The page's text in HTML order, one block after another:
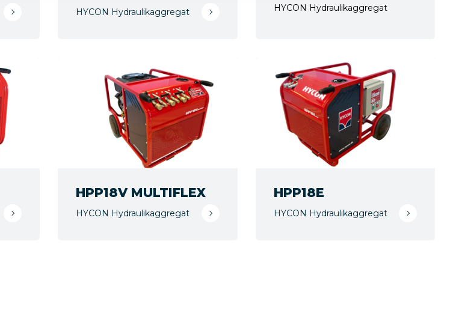
HYCON Hydraulikaggregat HYCON Hydraulikaggregat
HPP18V MULTIFLEX
HYCON Hydraulikaggregat
HPP18E
HYCON Hydraulikaggregat